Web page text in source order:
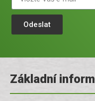
Odeslat
Základní